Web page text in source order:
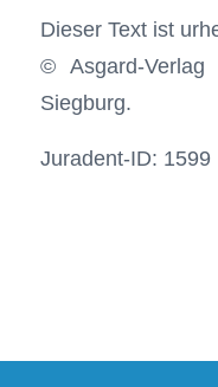
Dieser Text ist
© Asgard-
Siegburg.
Juradent-ID: 1599